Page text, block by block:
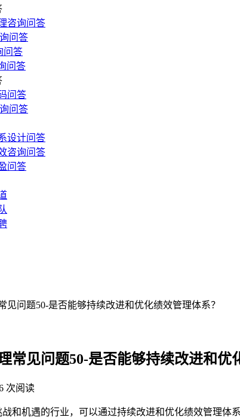
咨询问答
问答
问答
问答
问答
问答
设计问答
咨询问答
问答
见问题50-是否能够持续改进和优化绩效管理体系？
常见问题50-是否能够持续改进和优
次阅读
和机遇的行业，可以通过持续改进和优化绩效管理